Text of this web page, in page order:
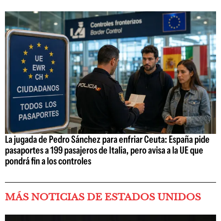
La jugada de Pedro Sánchez para enfriar Ceuta: España pide
pasaportes a 199 pasajeros de Italia, pero avisa a la UE que
pondrá fin a los controles
MÁS NOTICIAS DE ESTADOS UNIDOS